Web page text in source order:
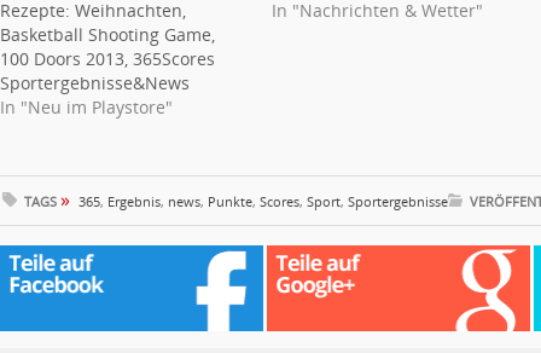
Rezepte: Weihnachten,
Basketball Shooting Game,
100 Doors 2013, 365Scores
Sportergebnisse&News
In "Neu im Playstore"
In "Nachrichten & Wetter"
TAGS » 365, Ergebnis, news, Punkte, Scores, Sport, Sportergebnisse